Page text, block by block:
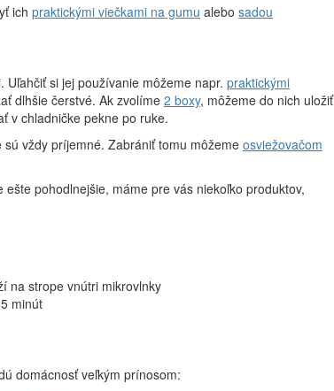
ich praktickými viečkami na gumu alebo sadou
si jej používanie môžeme napr. praktickými
dlhšie čerstvé. Ak zvolíme 2 boxy, môžeme do nich uložiť
v chladničke pekne po ruke.
vždy príjemné. Zabrániť tomu môžeme osviežovačom
pohodlnejšie, máme pre vás niekoľko produktov,
na strope vnútri mikrovlnky
minút
domácnosť veľkým prínosom: